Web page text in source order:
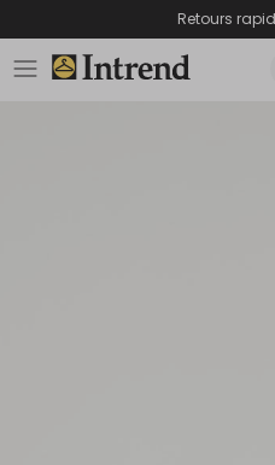
Retours